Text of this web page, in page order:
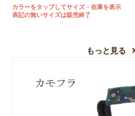
カラーをタップしてサイズ・在庫を表示
表記の無いサイズは販売終了
もっと見る